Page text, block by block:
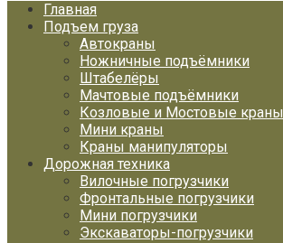
Главная
Подъем груза
Автокраны
Ножничные подъёмники
Штабелёры
Мачтовые подъёмники
Козловые и Мостовые краны
Мини краны
Краны манипуляторы
Дорожная техника
Вилочные погрузчики
Фронтальные погрузчики
Мини погрузчики
Экскаваторы-погрузчики